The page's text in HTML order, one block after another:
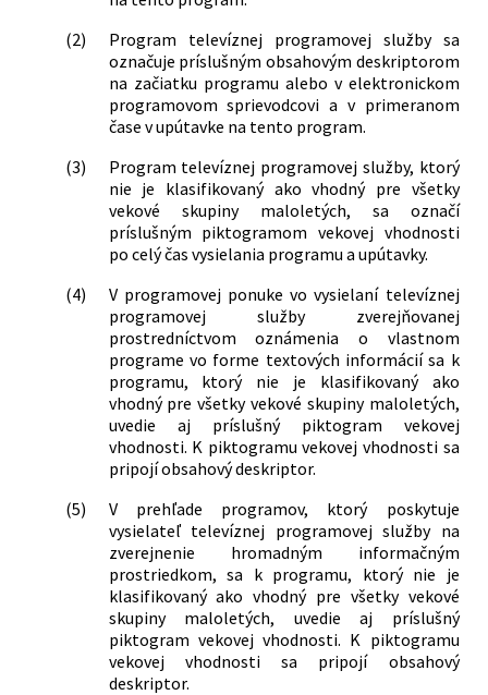
(2)
Program televíznej programovej služby sa
označuje príslušným obsahovým deskriptorom
na začiatku programu alebo v elektronickom
programovom sprievodcovi a v primeranom
čase v upútavke na tento program.
(3)
Program televíznej programovej služby, ktorý
nie je klasifikovaný ako vhodný pre všetky
vekové skupiny maloletých, sa označí
príslušným piktogramom vekovej vhodnosti
po celý čas vysielania programu a upútavky.
(4)
V programovej ponuke vo vysielaní televíznej
programovej služby zverejňovanej
prostredníctvom oznámenia o vlastnom
programe vo forme textových informácií sa k
programu, ktorý nie je klasifikovaný ako
vhodný pre všetky vekové skupiny maloletých,
uvedie aj príslušný piktogram vekovej
vhodnosti. K piktogramu vekovej vhodnosti sa
pripojí obsahový deskriptor.
(5)
V prehľade programov, ktorý poskytuje
vysielateľ televíznej programovej služby na
zverejnenie hromadným informačným
prostriedkom, sa k programu, ktorý nie je
klasifikovaný ako vhodný pre všetky vekové
skupiny maloletých, uvedie aj príslušný
piktogram vekovej vhodnosti. K piktogramu
vekovej vhodnosti sa pripojí obsahový
deskriptor.